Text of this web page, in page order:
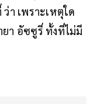
า เพราะเหตุใด
า อัซซูรี่ ทั้งที่ไม่มี